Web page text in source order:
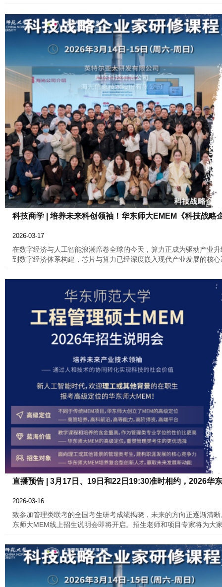
科技商学 | 培养未来科创领袖！华东师大EMEM《科技战
2026-03-17
在数字经济与人工智能浪潮席卷全球的今天，算力正成为驱动产业
到数字经济体系构建，芯片与算力已经深度嵌入现代产业发展的核
直播预告 | 3月17日、19日和22日19:30准时相约，2026华
2026-03-16
致参加管理类联考的全国考生研考成绩揭晓，未来的方向正逐渐清
东师大MEM线上招生说明会即将开启。招生老师和项目专家将为
2026年3月16日